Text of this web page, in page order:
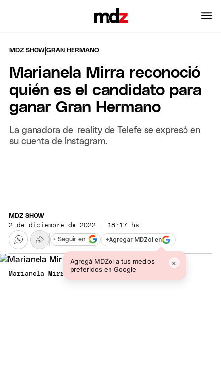
MDZ SHOW |GRAN HERMANO
Marianela Mirra reconoció
quién es el candidato para
ganar Gran Hermano
La ganadora del reality de Telefe se expresó en
su cuenta de Instagram.
MDZ SHOW
2 de diciembre de 2022 · 18:17 hs
+Agregar MDZol en
Agregá MDZol a tus medios
preferidos en Google
×
+ Seguir en
Marianela Mirra Foto: Instagram